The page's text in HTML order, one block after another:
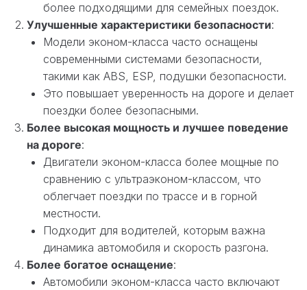
более подходящими для семейных поездок.
Улучшенные характеристики безопасности:
Модели эконом-класса часто оснащены
современными системами безопасности,
такими как ABS, ESP, подушки безопасности.
Это повышает уверенность на дороге и делает
поездки более безопасными.
Более высокая мощность и лучшее поведение
на дороге:
Двигатели эконом-класса более мощные по
сравнению с ультраэконом-классом, что
облегчает поездки по трассе и в горной
местности.
Подходит для водителей, которым важна
динамика автомобиля и скорость разгона.
Более богатое оснащение:
Автомобили эконом-класса часто включают